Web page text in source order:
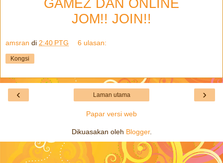
GAMEZ DAN ONLINE
JOM!! JOIN!!
amsran di 2:40 PTG 6 ulasan:
Kongsi
‹ ›
Laman utama
Papar versi web
Dikuasakan oleh Blogger.